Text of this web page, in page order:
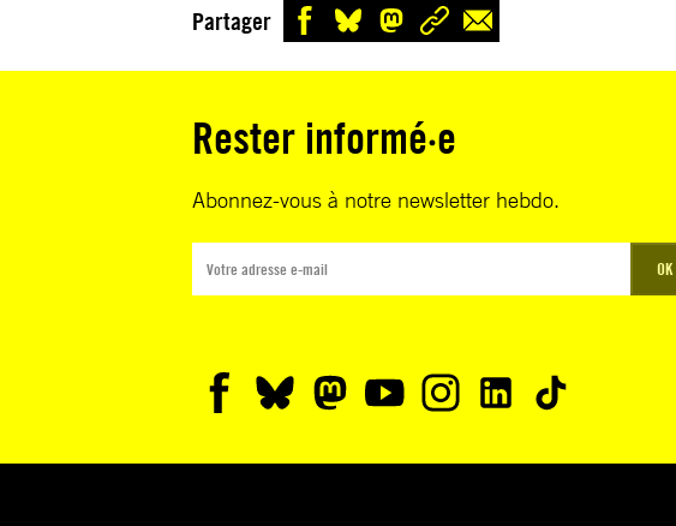
Partager
Rester informé·e
Abonnez-vous à notre newsletter hebdo.
OK